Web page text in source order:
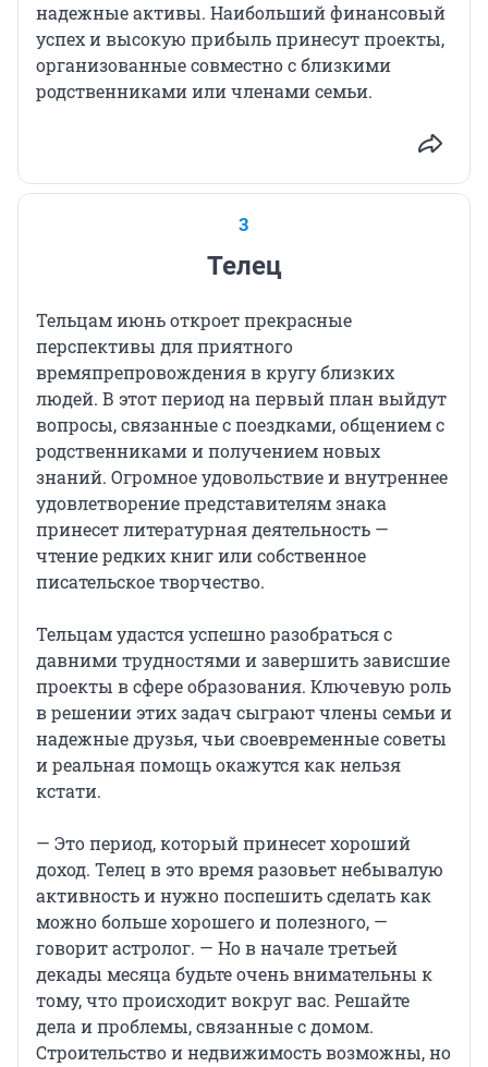
надежные активы. Наибольший финансовый
успех и высокую прибыль принесут проекты,
организованные совместно с близкими
родственниками или членами семьи.
3
Телец
Тельцам июнь откроет прекрасные
перспективы для приятного
времяпрепровождения в кругу близких
людей. В этот период на первый план выйдут
вопросы, связанные с поездками, общением с
родственниками и получением новых
знаний. Огромное удовольствие и внутреннее
удовлетворение представителям знака
принесет литературная деятельность —
чтение редких книг или собственное
писательское творчество.
Тельцам удастся успешно разобраться с
давними трудностями и завершить зависшие
проекты в сфере образования. Ключевую роль
в решении этих задач сыграют члены семьи и
надежные друзья, чьи своевременные советы
и реальная помощь окажутся как нельзя
кстати.
— Это период, который принесет хороший
доход. Телец в это время разовьет небывалую
активность и нужно поспешить сделать как
можно больше хорошего и полезного, —
говорит астролог. — Но в начале третьей
декады месяца будьте очень внимательны к
тому, что происходит вокруг вас. Решайте
дела и проблемы, связанные с домом.
Строительство и недвижимость возможны, но